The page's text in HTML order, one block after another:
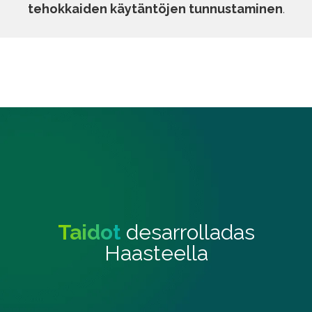
tehokkaiden käytäntöjen tunnustaminen.
Taidotdesarrolladas
Haasteella